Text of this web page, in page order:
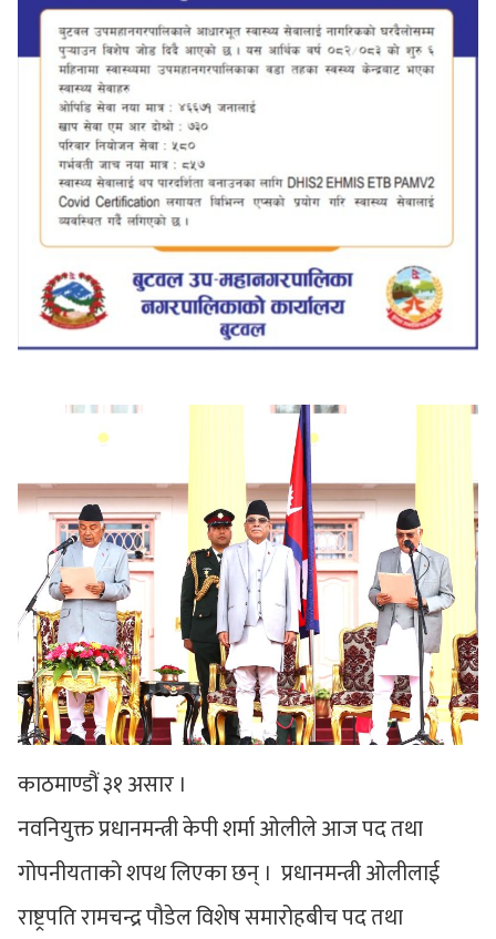
काठमाण्डौं ३१ असार ।
नवनियुक्त प्रधानमन्त्री केपी शर्मा ओलीले आज पद तथा
गोपनीयताको शपथ लिएका छन् । प्रधानमन्त्री ओलीलाई
राष्ट्रपति रामचन्द्र पौडेल विशेष समारोहबीच पद तथा